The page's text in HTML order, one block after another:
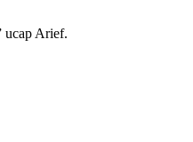
ucap Arief.